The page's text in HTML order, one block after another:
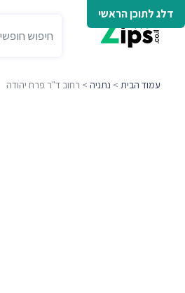
דלג לתוכן הראשי
עמוד הבית > נתניה > רחוב ד"ר פרח יהודה